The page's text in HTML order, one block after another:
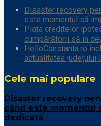
Disaster recovery
este momentul să
Piața creditelor
cumpărătorii să ia
HelloConstanta.ro
actualitatea județului
Cele mai populare
Disaster recovery
când este momentul
dedicată